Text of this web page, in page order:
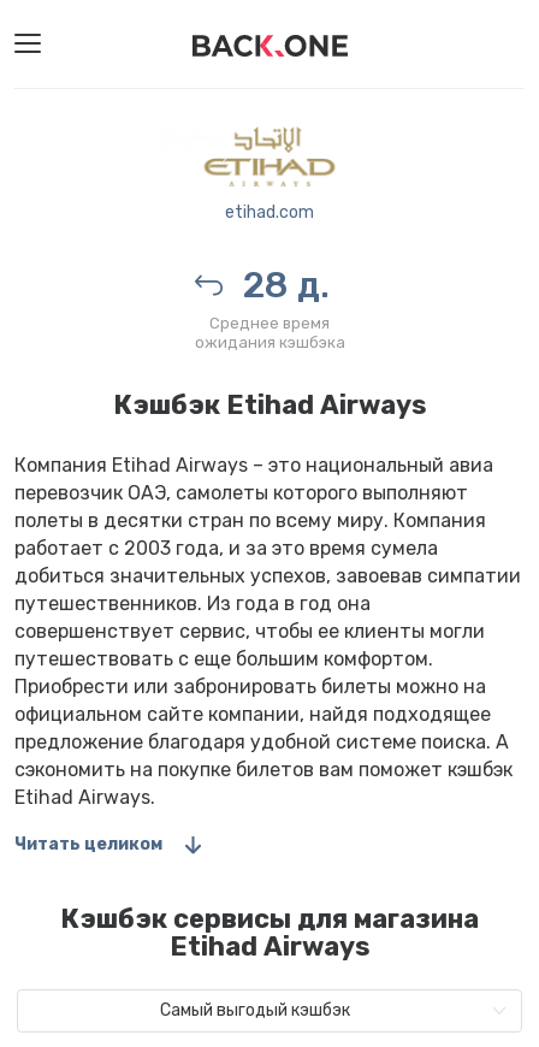
etihad.com
28 д.
Среднее время
ожидания кэшбэка
Кэшбэк Etihad Airways
Компания Etihad Airways – это национальный авиа
перевозчик ОАЭ, самолеты которого выполняют
полеты в десятки стран по всему миру. Компания
работает с 2003 года, и за это время сумела
добиться значительных успехов, завоевав симпатии
путешественников. Из года в год она
совершенствует сервис, чтобы ее клиенты могли
путешествовать с еще большим комфортом.
Приобрести или забронировать билеты можно на
официальном сайте компании, найдя подходящее
предложение благодаря удобной системе поиска. А
сэкономить на покупке билетов вам поможет кэшбэк
Etihad Airways.
Читать целиком
Кэшбэк сервисы для магазина
Etihad Airways
Самый выгодый кэшбэк